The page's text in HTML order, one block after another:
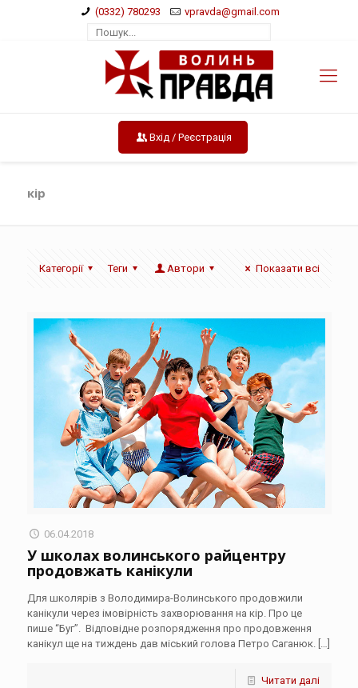
(0332) 780293 vpravda@gmail.com
Вхід / Реєстрація
кір
Категорії Теги Автори Показати всі
06.04.2018
У школах волинського райцентру
продовжать канікули
Для школярів з Володимира-Волинського продовжили
канікули через імовірність захворювання на кір. Про це
пише “Буг”. Відповідне розпорядження про продовження
канікул ще на тиждень дав міський голова Петро Саганюк.[…]
Читати далі